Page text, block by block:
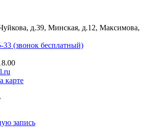
д.39, Минская, д.12, Максимова,
33 (звонок бесплатный)
карте
запись